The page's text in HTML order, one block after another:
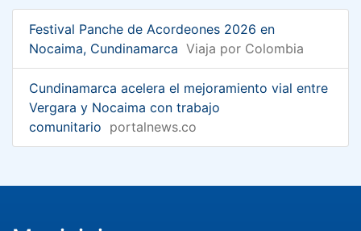
Festival Panche de Acordeones 2026 en
Nocaima, Cundinamarca Viaja por Colombia
Cundinamarca acelera el mejoramiento vial entre
Vergara y Nocaima con trabajo
comunitario portalnews.co